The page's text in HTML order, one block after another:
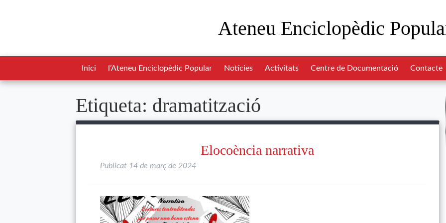
Ateneu Enciclopèdic
Inici l’Ateneu Enciclopèdic Popular Notícies Activitats Centre de Documentació Contacte
Etiqueta: dramatització
Elocoència narrativa
Publicat 14 de març de 2024